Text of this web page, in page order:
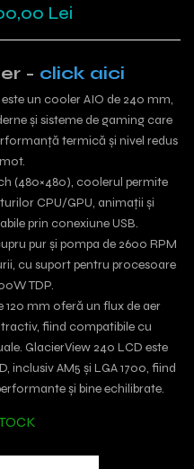
Lei
- click aici
un cooler AIO de 240 mm,
și sisteme de gaming care
termică și nivel redus
(480×480), coolerul permite
CPU/GPU, animații și
prin conexiune USB.
pur și pompa de 2600 RPM
cu suport pentru procesoare
TDP.
120 mm oferă un flux de aer
fiind compatibile cu
GlacierView 240 LCD este
inclusiv AM5 și LGA 1700, fiind
și bine echilibrate.